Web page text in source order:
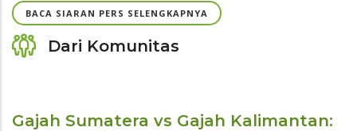
BACA SIARAN PERS SELENGKAPNYA
Dari Komunitas
Gajah Sumatera vs Gajah Kalimantan: